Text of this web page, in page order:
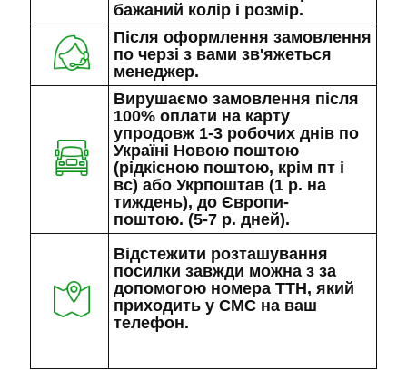
бажаний колір і розмір.
Після оформлення замовлення
по черзі з вами зв'яжеться
менеджер.
Вирушаємо замовлення після
100% оплати на карту
упродовж 1-3 робочих днів по
Україні Новою поштою
(рідкісною поштою, крім пт і
вс) або Укрпоштав (1 р. на
тиждень), до Європи-
поштою. (5-7 р. дней).
Відстежити розташування
посилки завжди можна з за
допомогою номера ТТН, який
приходить у СМС на ваш
телефон.